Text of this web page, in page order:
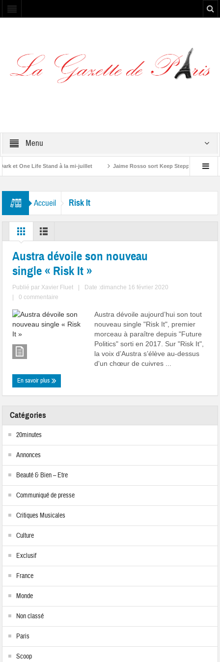
Menu
et One Life Stand à la mi-juillet Jaime Rosso sort Keep Stepping, son
Accueil Risk It
Austra dévoile son nouveau
single « Risk It »
Publié par Xavier Fluet
Date :dimanche 16 février 2020
0 commentaire
Austra dévoile aujourd’hui son tout
nouveau single "Risk It", premier
morceau à paraître depuis "Future
Politics" sorti en 2017. Sur "Risk It",
la voix d’Austra s’élève au-dessus
d'un chœur de cuivres ...
En savoir plus
Catégories
20minutes
Annonces
Beauté & Bien – Etre
Communiqué de presse
Critiques Musicales
Culture
Exclusif
France
Monde
Non classé
Paris
Scoop